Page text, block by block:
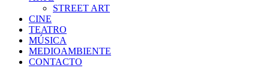
STREET ART
CINE
TEATRO
MÚSICA
MEDIOAMBIENTE
CONTACTO